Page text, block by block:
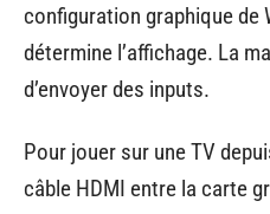
configuration graphique de
détermine l’affichage. La
d’envoyer des inputs.
Pour jouer sur une TV
câble HDMI entre la carte